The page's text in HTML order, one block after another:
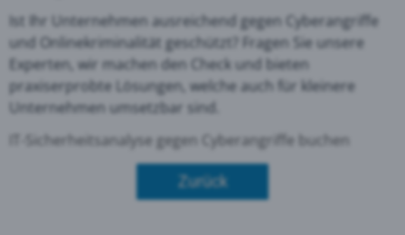
Ist Ihr Unternehmen ausreichend gegen Cyberangriffe
und Onlinekriminalität geschützt? Fragen Sie unsere
Experten, wir machen den Check und bieten
praxiserprobte Lösungen, welche auch für kleinere
Unternehmen umsetzbar sind.
IT-Sicherheitsanalyse gegen Cyberangriffe buchen
Zurück